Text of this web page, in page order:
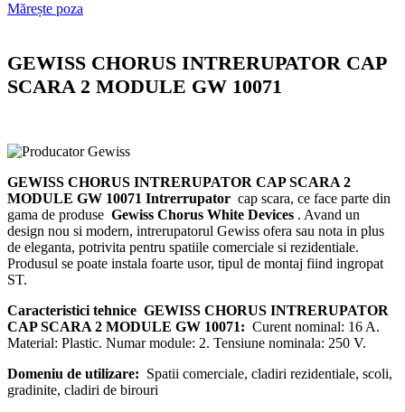
Mărește poza
GEWISS CHORUS INTRERUPATOR CAP
SCARA 2 MODULE GW 10071
GEWISS CHORUS INTRERUPATOR CAP SCARA 2
MODULE GW 10071 Intrerrupator cap scara, ce face parte din
gama de produse Gewiss Chorus White Devices . Avand un
design nou si modern, intrerupatorul Gewiss ofera sau nota in plus
de eleganta, potrivita pentru spatiile comerciale si rezidentiale.
Produsul se poate instala foarte usor, tipul de montaj fiind ingropat
ST.
Caracteristici tehnice GEWISS CHORUS INTRERUPATOR
CAP SCARA 2 MODULE GW 10071: Curent nominal: 16 A.
Material: Plastic. Numar module: 2. Tensiune nominala: 250 V.
Domeniu de utilizare: Spatii comerciale, cladiri rezidentiale, scoli,
gradinite, cladiri de birouri